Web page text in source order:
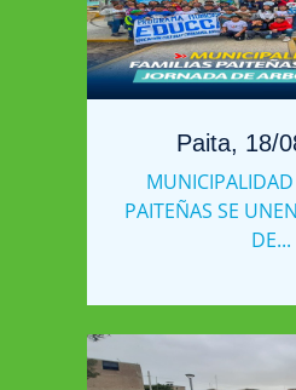
Paita, 18/
MUNICIPALIDAD
PAITEÑAS SE
DE...